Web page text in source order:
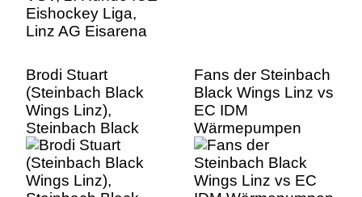
Brodi Stuart
(Steinbach Black
Wings Linz),
Steinbach Black
Wings Linz vs EC
IDM Wärmepumpen
VSV, 2. Runde ICE
Fans der Steinbach
Black Wings Linz vs
EC IDM
Wärmepumpen
VSV, 2. Runde ICE
Eishockey Liga,
Linz AG Eisarena